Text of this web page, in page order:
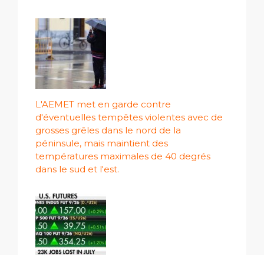
L'AEMET met en garde contre
d'éventuelles tempêtes violentes avec de
grosses grêles dans le nord de la
péninsule, mais maintient des
températures maximales de 40 degrés
dans le sud et l'est.